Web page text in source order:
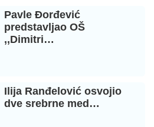
Pavle Đorđević
predstavljao OŠ
,,Dimitri…
Ilija Ranđelović osvojio
dve srebrne med…